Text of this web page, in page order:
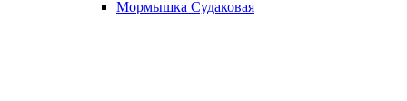
Мормышка Судаковая